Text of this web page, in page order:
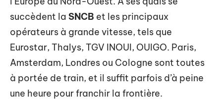
succèdent la SNCB et les principaux
opérateurs à grande vitesse, tels que
Eurostar, Thalys, TGV INOUI, OUIGO. Paris,
Amsterdam, Londres ou Cologne sont toutes
à portée de train, et il suffit parfois d’à peine
une heure pour franchir la frontière.